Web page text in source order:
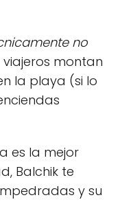
no
montan
la playa (si lo
es la mejor
Balchik te
y su